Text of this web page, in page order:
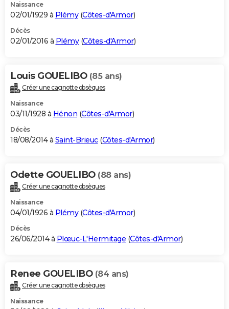
Naissance
02/01/1929 à Plémy(Côtes-d'Armor)
Décès
02/01/2016 à Plémy(Côtes-d'Armor)
Louis GOUELIBO (85 ans)
Créer une cagnotte obsèques
Naissance
03/11/1928 à Hénon (Côtes-d'Armor)
Décès
18/08/2014 à Saint-Brieuc(Côtes-d'Armor)
Odette GOUELIBO (88 ans)
Créer une cagnotte obsèques
Naissance
04/01/1926 à Plémy(Côtes-d'Armor)
Décès
26/06/2014 à Plœuc-L'Hermitage (Côtes-d'Armor)
Renee GOUELIBO (84 ans)
Créer une cagnotte obsèques
Naissance